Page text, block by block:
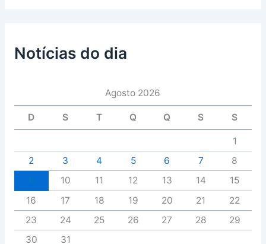
Notícias do dia
Agosto 2026
D S T Q Q S S
1
2
3 4 5 6 7
8
10 11 12 13 14
15
16
17 18 19 20 21
22
23
24 25 26 27 28
29
30
31